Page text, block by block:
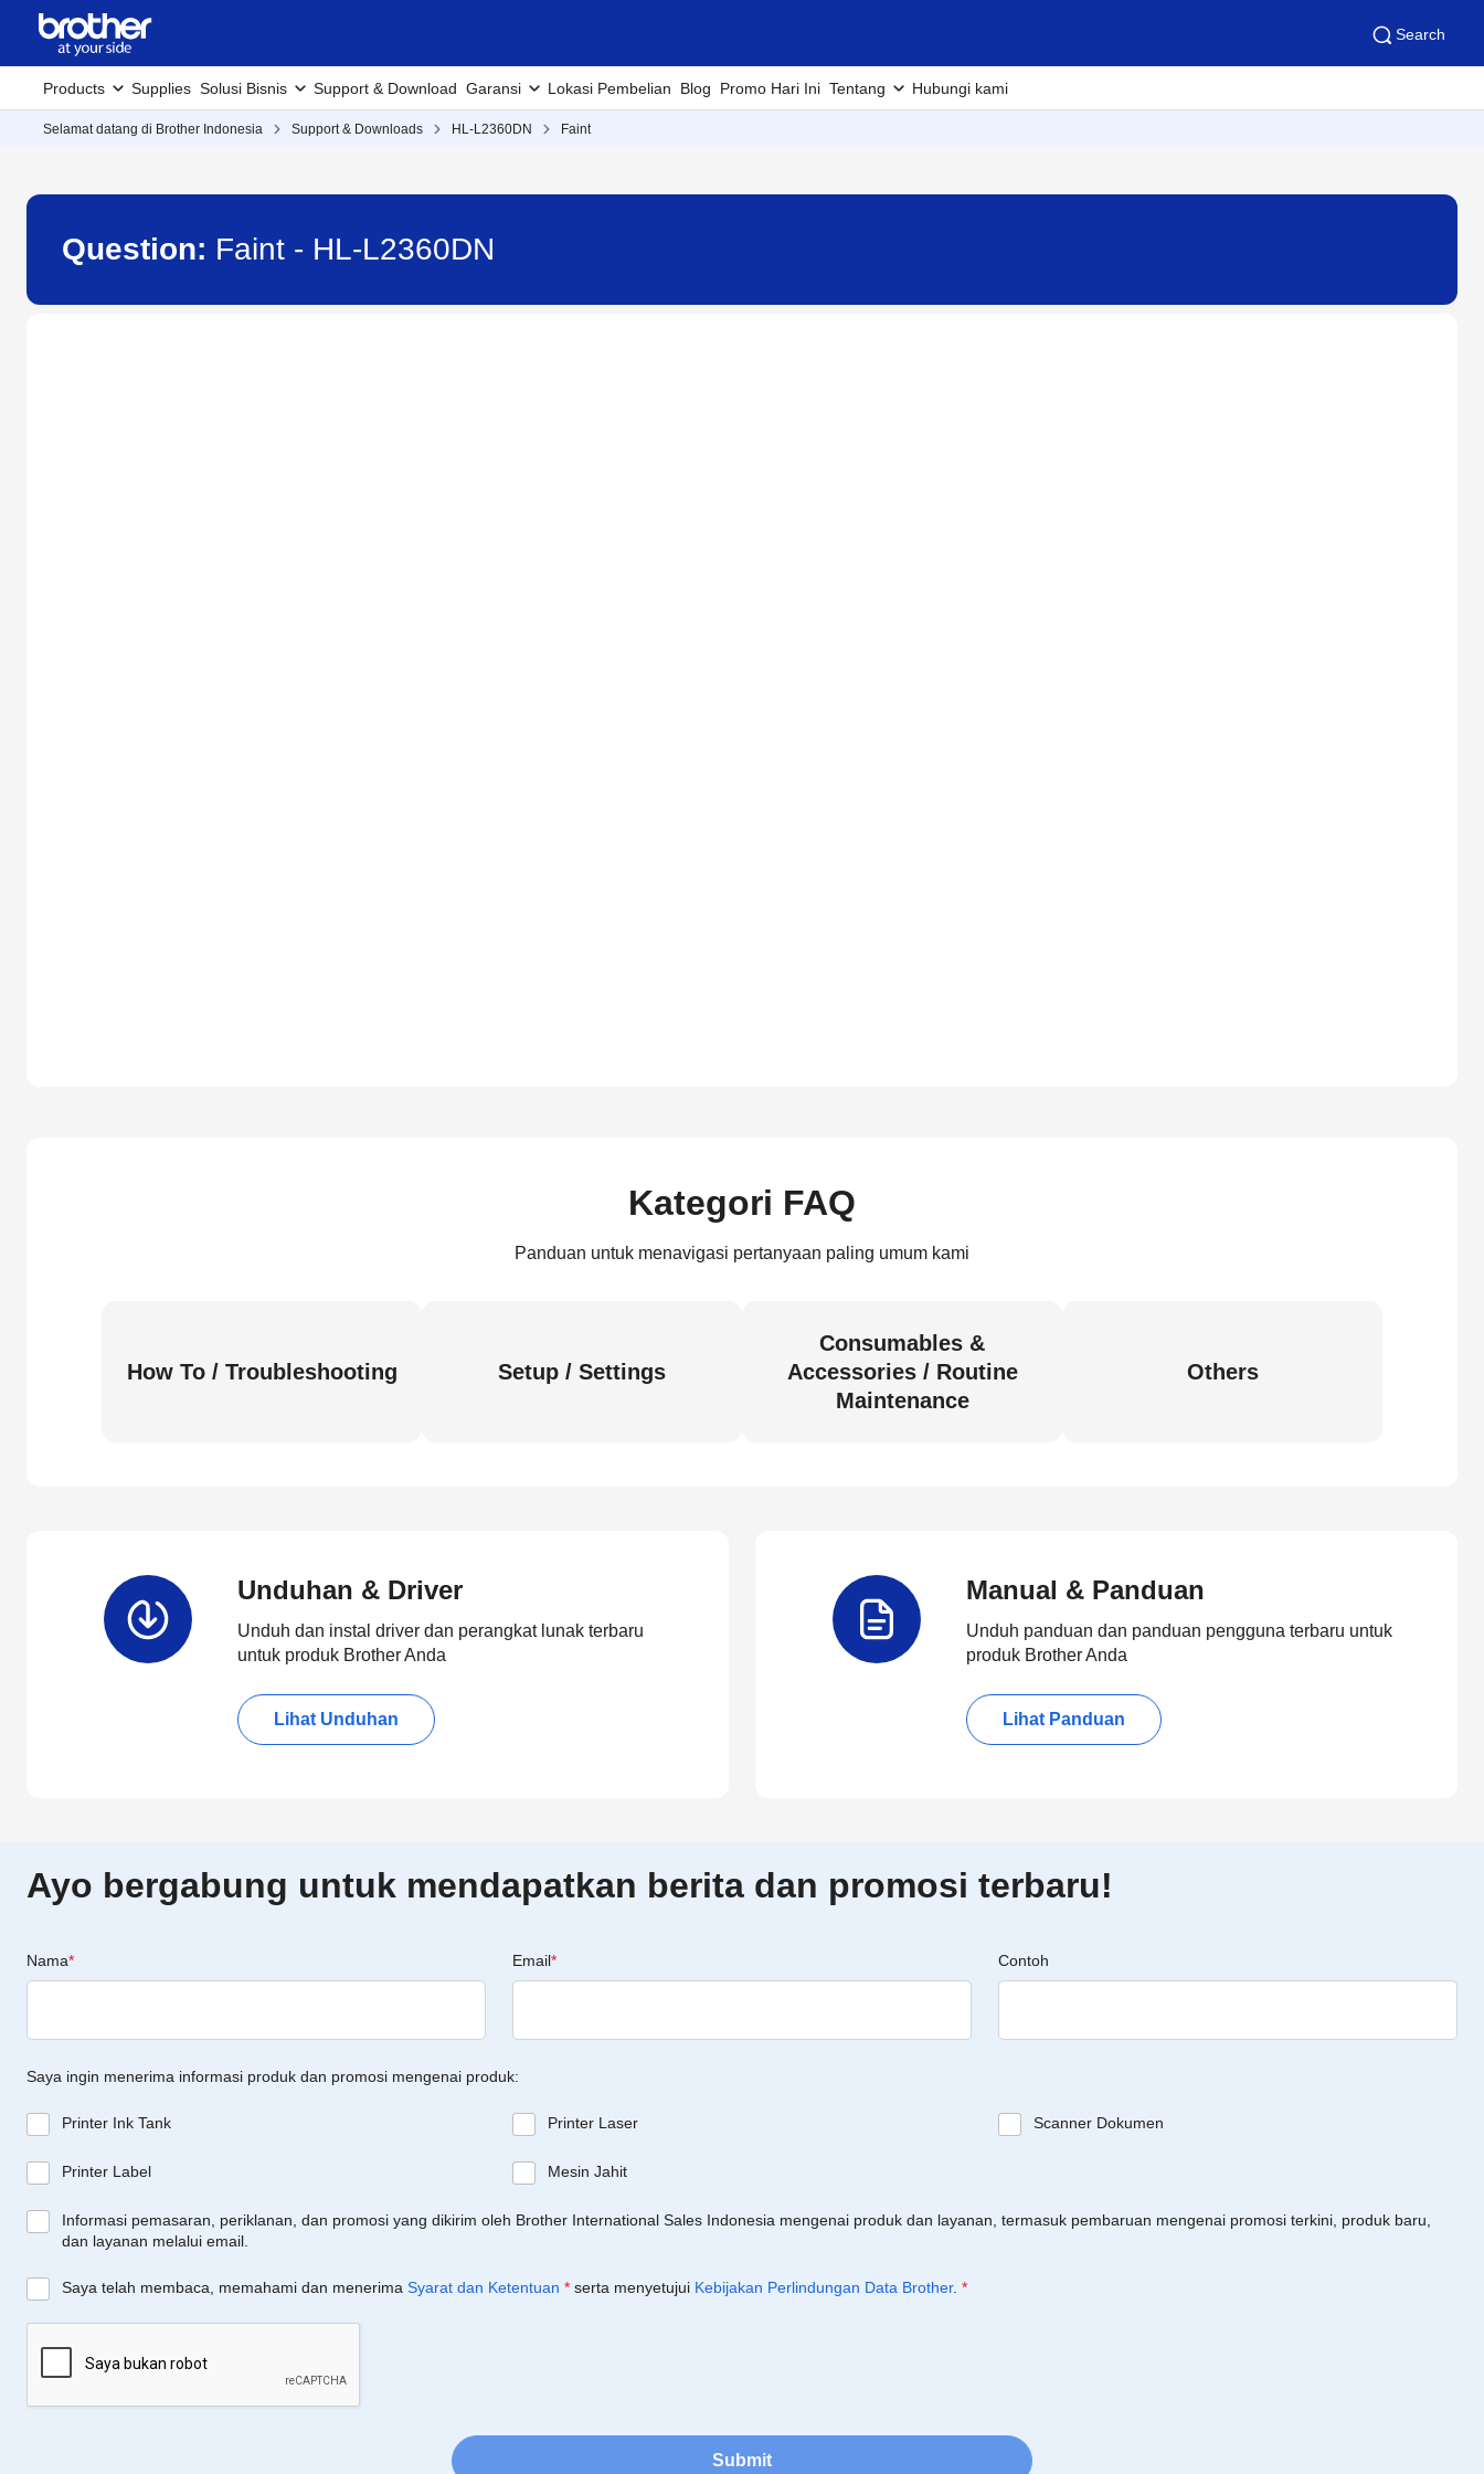
Search
Products Supplies Solusi Bisnis Support & Download Garansi Lokasi Pembelian Blog Promo Hari Ini Tentang Hubungi kami
Selamat datang di Brother Indonesia Support & Downloads HL-L2360DN Faint
Question: Faint - HL-L2360DN
Kategori FAQ
Panduan untuk menavigasi pertanyaan paling umum kami
How To / Troubleshooting Setup / Settings
Consumables &
Accessories / Routine
Maintenance
Others
Unduhan & Driver
Unduh dan instal driver dan perangkat lunak terbaru
untuk produk Brother Anda
Lihat Unduhan
Manual & Panduan
Unduh panduan dan panduan pengguna terbaru untuk
produk Brother Anda
Lihat Panduan
Ayo bergabung untuk mendapatkan berita dan promosi terbaru!
Nama* Email* Contoh
Saya ingin menerima informasi produk dan promosi mengenai produk:
Printer Ink Tank Printer Laser Scanner Dokumen
Printer Label Mesin Jahit
Informasi pemasaran, periklanan, dan promosi yang dikirim oleh Brother International Sales Indonesia mengenai produk dan layanan, termasuk pembaruan mengenai promosi terkini, produk baru,
dan layanan melalui email.
Saya telah membaca, memahami dan menerima Syarat dan Ketentuan * serta menyetujui Kebijakan Perlindungan Data Brother. *
Submit